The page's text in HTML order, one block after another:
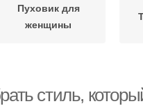
Пуховик для
женщины
стиль,